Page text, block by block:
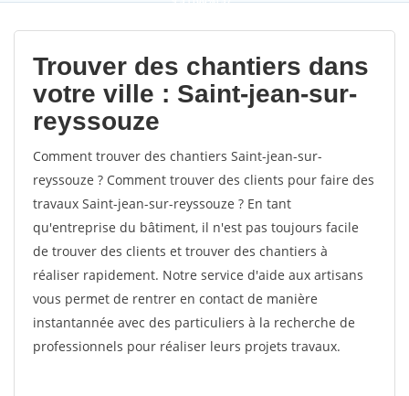
votes
Trouver des chantiers dans
votre ville : Saint-jean-sur-
reyssouze
Comment trouver des chantiers Saint-jean-sur-
reyssouze ? Comment trouver des clients pour faire des
travaux Saint-jean-sur-reyssouze ? En tant
qu'entreprise du bâtiment, il n'est pas toujours facile
de trouver des clients et trouver des chantiers à
réaliser rapidement. Notre service d'aide aux artisans
vous permet de rentrer en contact de manière
instantannée avec des particuliers à la recherche de
professionnels pour réaliser leurs projets travaux.